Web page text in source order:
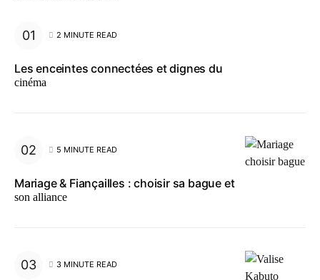
2 MINUTE READ
Les enceintes connectées et dignes du
cinéma
5 MINUTE READ
Mariage & Fiançailles : choisir sa bague et
son alliance
3 MINUTE READ